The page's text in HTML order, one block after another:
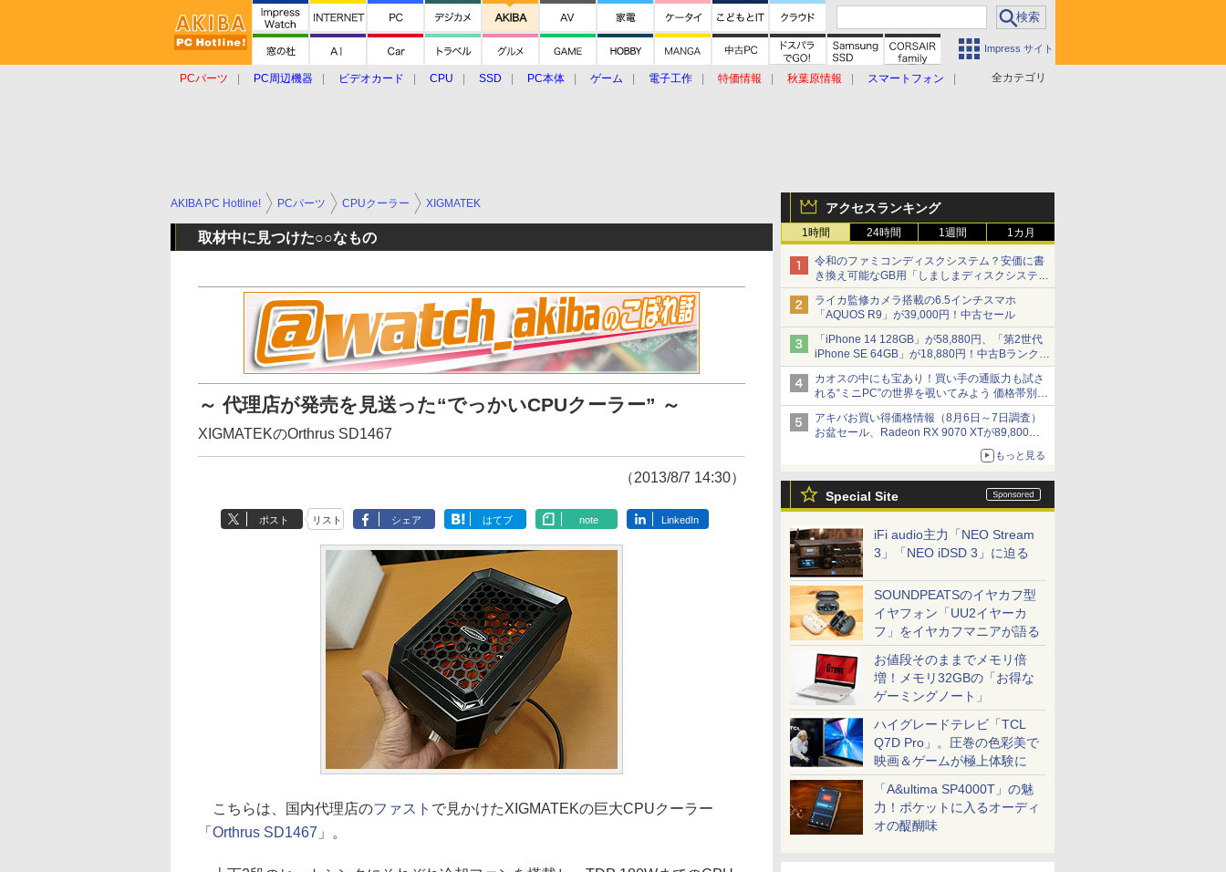
Impress サイト
全カテゴリ
PCパーツ PC周辺機器 ビデオカード CPU SSD PC本体 ゲーム 電子工作 特価情報 秋葉原情報
スマートフォン
アクセスランキング
1時間 24時間 1週間 1カ月
令和のファミコンディスクシステム？安価に書
き換え可能なGB用「しましまディスクシステ
ム」
ライカ監修カメラ搭載の6.5インチスマホ
「AQUOS R9」が39,000円！中古セール
「iPhone 14 128GB」が58,880円、「第2世代
iPhone SE 64GB」が18,880円！中古Bランク品
セール
カオスの中にも宝あり！買い手の通販力も試さ
れる“ミニPC”の世界を覗いてみよう 価格帯別に
仕様や特徴を整理、11製品をピックアップ text
by 石川 ひさよし
アキバお買い得価格情報（8月6日～7日調査）
お盆セール、Radeon RX 9070 XTが89,800
円、水平周波数24.8kHz対応の17型モニターが
9,801円、暑さ指数連動セール ほか
もっと見る
Special Site
iFi audio主力「NEO Stream
3」「NEO iDSD 3」に迫る
SOUNDPEATSのイヤカフ型
イヤフォン「UU2イヤーカ
フ」をイヤカフマニアが語る
お値段そのままでメモリ倍
増！メモリ32GBの「お得な
ゲーミングノート」
ハイグレードテレビ「TCL
Q7D Pro」。圧巻の色彩美で
映画＆ゲームが極上体験に
「A&ultima SP4000T」の魅
力！ポケットに入るオーディ
オの醍醐味
AKIBA PC Hotline! PCパーツ CPUクーラー XIGMATEK
取材中に見つけた○○なもの
～ 代理店が発売を見送った“でっかいCPUクーラー” ～
XIGMATEKのOrthrus SD1467
（2013/8/7 14:30）
ポスト リスト シェア はてブ note LinkedIn
こちらは、国内代理店のファスト で見かけたXIGMATEKの巨大CPUクーラー
「 Orthrus SD1467 」。